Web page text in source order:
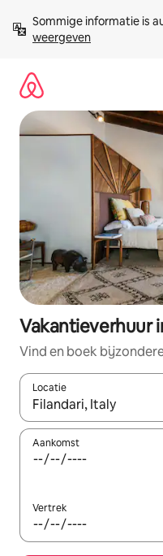
direct
naar
Sommige informatie is
weergeven
Vakantieverhuur
Vind en boek
Locatie
Wanneer er suggesties
Aankomst
Vertrek